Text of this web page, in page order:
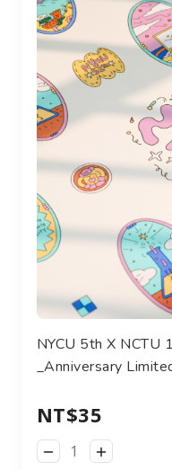
NYCU 5th x
NYCU 5th X NCTU
_Anniversary
NT$35